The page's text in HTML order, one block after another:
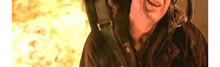
WAHANA
INFRASTRUKTUR
WAHANA
KONSUMEN